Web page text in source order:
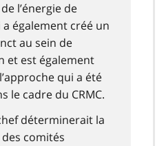
l’énergie de
a également créé un
au sein de
et est également
qui a été
le cadre du CRMC.
déterminerait la
comités